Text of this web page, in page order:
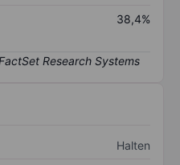
38,4%
Halten